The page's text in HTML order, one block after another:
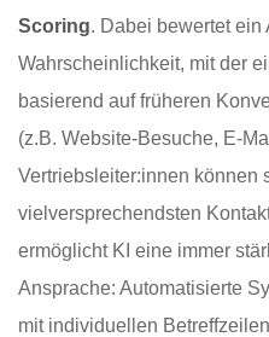
Scoring. Dabei bewertet ein
Wahrscheinlichkeit, mit der
basierend auf früheren
(z.B. Website-Besuche, E-
Vertriebsleiter:innen können
vielversprechendsten
ermöglicht KI eine immer
Ansprache: Automatisierte
mit individuellen